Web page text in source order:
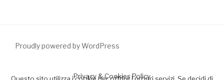
Proudly powered by WordPress
Questo sito utilizza i cookie per offrire i propri servizi. Se decidi di
Privacy & Cookies Policy